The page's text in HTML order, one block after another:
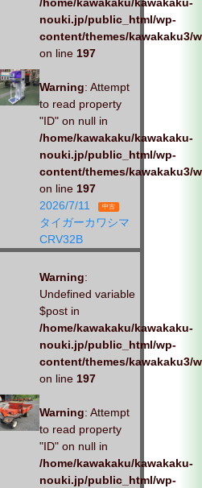
新品
丸山製作所 MF-654-1
￥660,000-(税込)
/home/kawakaku/kawakaku-
nouki.jp/public_html/wp-
content/themes/kawakaku3/
on line 197
Warning: Attempt
to read property
"ID" on null in
/home/kawakaku/kawakaku-
nouki.jp/public_html/wp-
content/themes/kawakaku3/
on line 197
2026/7/11
中古
タイガーカワシマ
CRV32B
Warning:
Undefined variable
$post in
/home/kawakaku/kawakaku-
nouki.jp/public_html/wp-
content/themes/kawakaku3/
on line 197
Warning: Attempt
to read property
"ID" on null in
/home/kawakaku/kawakaku-
nouki.jp/public_html/wp-